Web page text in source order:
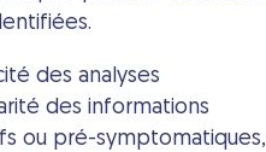
des analyses
des informations
ou pré-symptomatiques,